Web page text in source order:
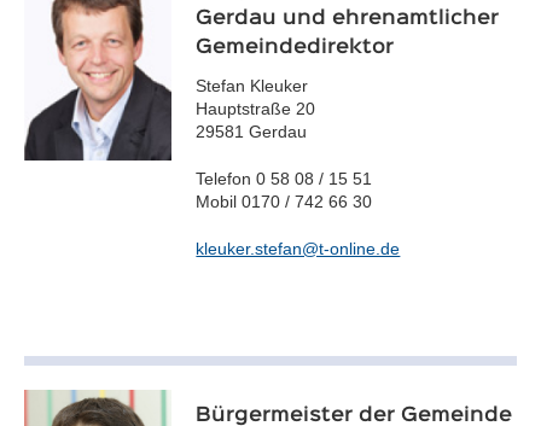
Gerdau und ehrenamtlicher
Gemeindedirektor
Stefan Kleuker
Hauptstraße 20
29581 Gerdau
Telefon 0 58 08 / 15 51
Mobil 0170 / 742 66 30
kleuker.stefan@t-online.de
Bürgermeister der Gemeinde